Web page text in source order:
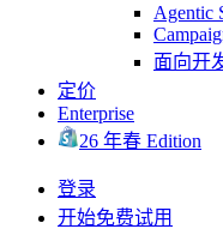
Agentic
面向开
定价
Enterprise
26 年春 Edition
登录
开始免费试用